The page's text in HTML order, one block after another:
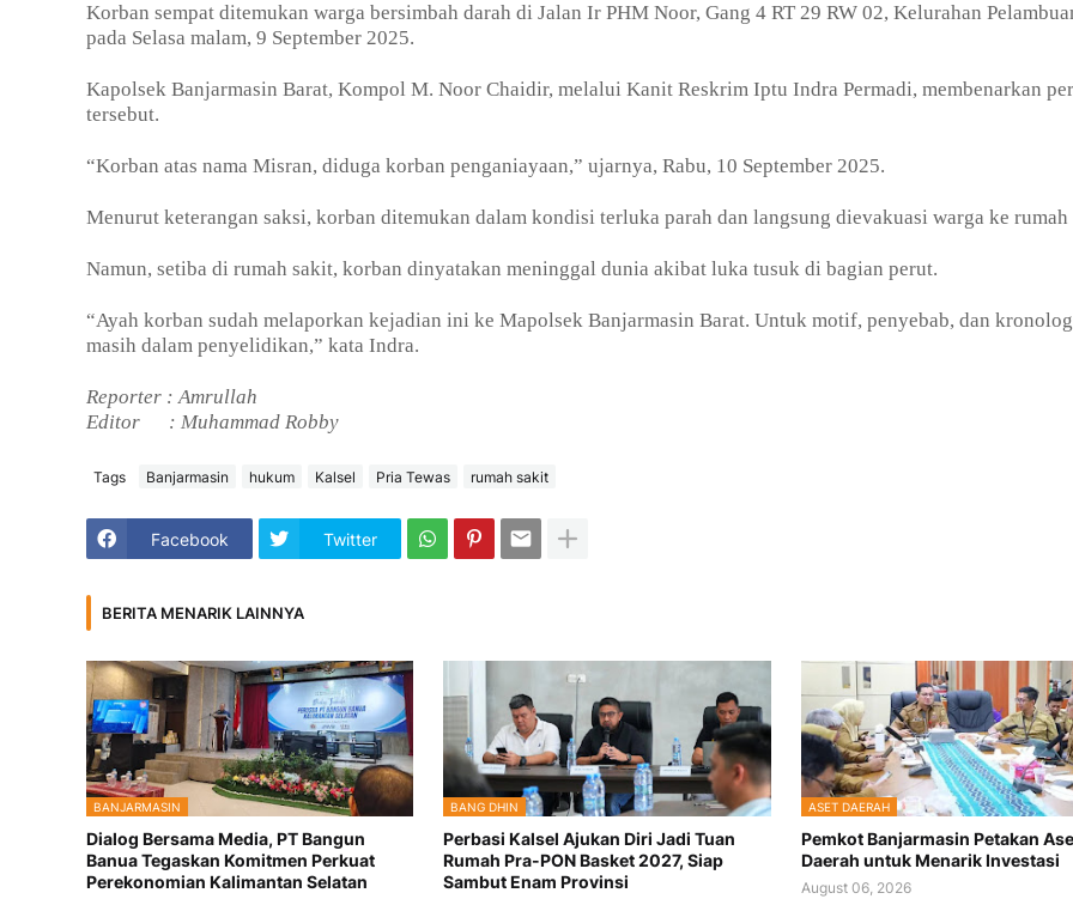
Korban sempat ditemukan warga bersimbah darah di Jalan Ir PHM Noor, Gang 4 RT 29 RW 02, Kelurahan
pada Selasa malam, 9 September 2025.
Kapolsek Banjarmasin Barat, Kompol M. Noor Chaidir, melalui Kanit Reskrim Iptu Indra Permadi, membenarkan
tersebut.
“Korban atas nama Misran, diduga korban penganiayaan,” ujarnya, Rabu, 10 September 2025.
Menurut keterangan saksi, korban ditemukan dalam kondisi terluka parah dan langsung dievakuasi warga ke
Namun, setiba di rumah sakit, korban dinyatakan meninggal dunia akibat luka tusuk di bagian perut.
“Ayah korban sudah melaporkan kejadian ini ke Mapolsek Banjarmasin Barat. Untuk motif, penyebab, dan
masih dalam penyelidikan,” kata Indra.
Reporter : Amrullah
Editor
: Muhammad Robby
Tags Banjarmasin hukum Kalsel Pria Tewas rumah sakit
Facebook Twitter
BERITA MENARIK LAINNYA
BANJARMASIN
Dialog Bersama Media, PT Bangun
Banua Tegaskan Komitmen Perkuat
Perekonomian Kalimantan Selatan
BANG DHIN
Perbasi Kalsel Ajukan Diri Jadi Tuan
Rumah Pra-PON Basket 2027, Siap
Sambut Enam Provinsi
ASET DAERAH
Pemkot Banjarmasin Petakan
Daerah untuk Menarik Investasi
August 06, 2026